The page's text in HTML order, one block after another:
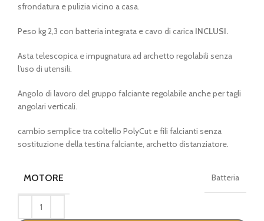
sfrondatura e pulizia vicino a casa.
Peso kg 2,3 con batteria integrata e cavo di carica INCLUSI.
Asta telescopica e impugnatura ad archetto regolabili senza
l’uso di utensili.
Angolo di lavoro del gruppo falciante regolabile anche per tagli
angolari verticali.
cambio semplice tra coltello PolyCut e fili falcianti senza
sostituzione della testina falciante, archetto distanziatore.
MOTORE Batteria